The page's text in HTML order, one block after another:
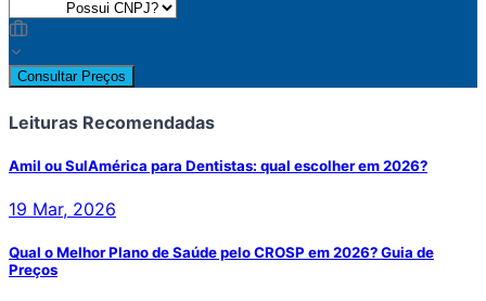
Consultar Preços
Leituras Recomendadas
Amil ou SulAmérica para Dentistas: qual escolher em 2026?
19 Mar, 2026
Qual o Melhor Plano de Saúde pelo CROSP em 2026? Guia de
Preços